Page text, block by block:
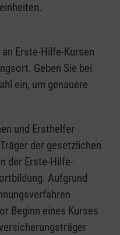
Erste-Hilfe-Kursen
Geben Sie bei
ein, um genauere
und Ersthelfer
der gesetzlichen
der Erste-Hilfe-
Aufgrund
Beginn eines Kurses